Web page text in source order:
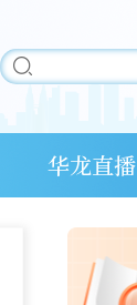
华龙直播